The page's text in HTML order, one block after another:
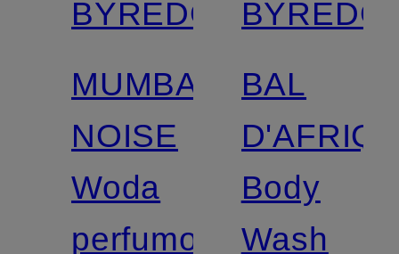
BYREDO
MUMBAI
NOISE
Woda
perfumowana
BYREDO
BAL
Body
Wash